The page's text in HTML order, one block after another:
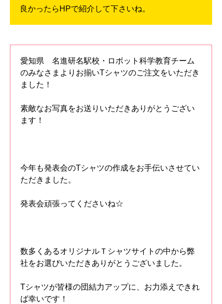
良かったらHPで紹介して下さいね。
愛知県 名進研名駅校・ロボット科学教育チーム
のみなさまよりお揃いTシャツのご注文をいただき
ました！
素敵なお写真をお送りいただきありがとうござい
ます！
今年も発表会のTシャツの作成をお手伝いさせてい
ただきました。
発表会頑張ってくださいね☆
数多くあるオリジナルＴシャツサイトの中から弊
社をお選びいただきありがとうございました。
Tシャツが皆様の団結力アップに、お力添えできれ
ば幸いです！